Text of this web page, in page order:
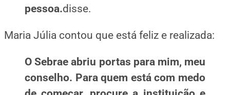
pessoa.disse.
Maria Júlia contou que está feliz e realizada:
O Sebrae abriu portas para mim, meu
conselho. Para quem está com medo